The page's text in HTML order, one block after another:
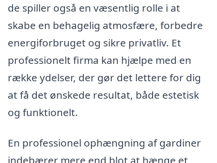
de spiller også en væsentlig rolle i at
skabe en behagelig atmosfære, forbedre
energiforbruget og sikre privatliv. Et
professionelt firma kan hjælpe med en
række ydelser, der gør det lettere for dig
at få det ønskede resultat, både estetisk
og funktionelt.
En professionel ophængning af gardiner
indebærer mere end blot at hænge et